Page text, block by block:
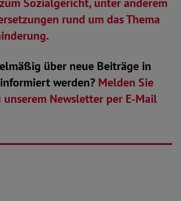
rund um das Thema
über neue Beiträge in
werden? Melden Sie
unserem Newsletter per E-Mail